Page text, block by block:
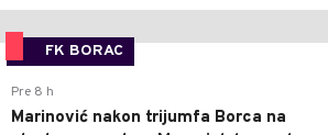
FK BORAC
Pre 8 h
Marinović nakon trijumfa Borca na